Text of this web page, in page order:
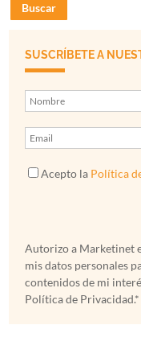
Buscar
SUSCRÍBETE A
Acepto la Política
Autorizo a Marketinet
mis datos personales
contenidos de mi
Política de Privacidad.*